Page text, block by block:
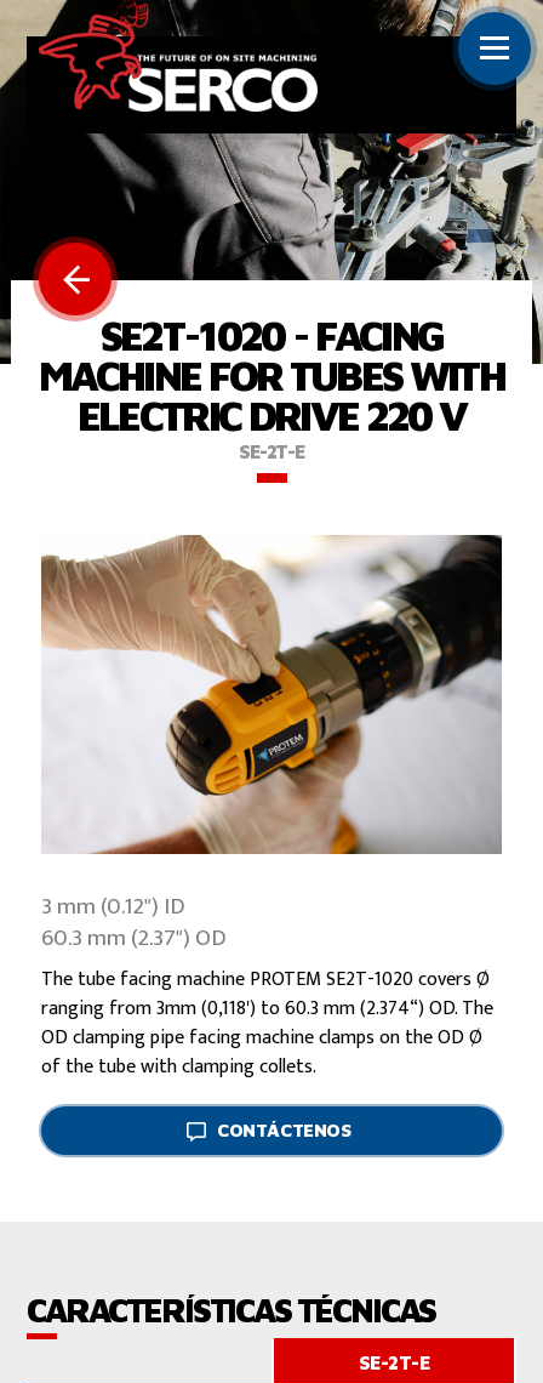
SE2T-1020 - FACING
MACHINE FOR TUBES WITH
ELECTRIC DRIVE 220 V
SE-2T-E
3 mm (0.12") ID
60.3 mm (2.37") OD
The tube facing machine PROTEM SE2T-1020 covers Ø
ranging from 3mm (0,118') to 60.3 mm (2.374“) OD. The
OD clamping pipe facing machine clamps on the OD Ø
of the tube with clamping collets.
CONTÁCTENOS
CARACTERÍSTICAS TÉCNICAS
SE-2T-E